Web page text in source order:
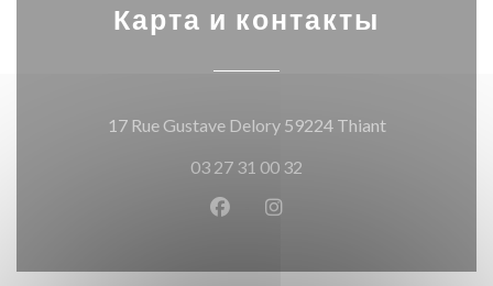
Карта и контакты
17 Rue Gustave Delory 59224 Thiant
03 27 31 00 32
Facebook ((открывается в
Instagram